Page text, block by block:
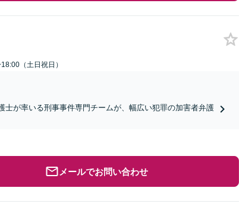
（土日祝日）
士が率いる刑事事件専門チームが、幅広い犯罪の加害者弁護
メールでお問い合わせ